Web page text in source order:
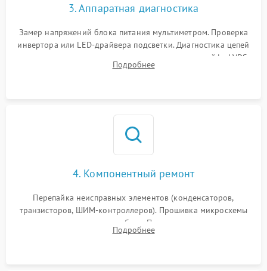
3. Аппаратная диагностика
Замер напряжений блока питания мультиметром. Проверка
инвертора или LED-драйвера подсветки. Диагностика цепей
питания скалера и тестирование сигналов на шлейфе LVDS
Подробнее
4. Компонентный ремонт
Перепайка неисправных элементов (конденсаторов,
транзисторов, ШИМ-контроллеров). Прошивка микросхемы
памяти при программных сбоях. При поломке подсветки —
разборка матрицы и замена выгоревших светодиодов.
Подробнее